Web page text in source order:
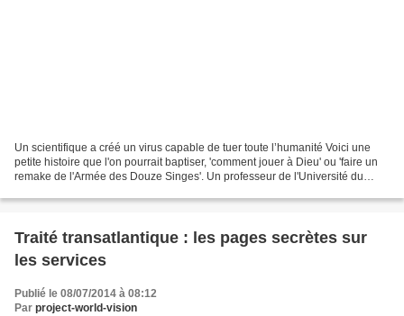
Un scientifique a créé un virus capable de tuer toute l’humanité Voici une
petite histoire que l'on pourrait baptiser, 'comment jouer à Dieu' ou 'faire un
remake de l'Armée des Douze Singes'. Un professeur de l'Université du
Traité transatlantique : les pages secrètes sur
les services
Publié le 08/07/2014 à 08:12
Par project-world-vision